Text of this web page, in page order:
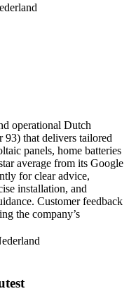
operational Dutch
93) that delivers tailored
panels, home batteries
average from its Google
for clear advice,
installation, and
Customer feedback
the company’s